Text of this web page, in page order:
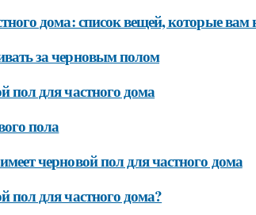
дома: список вещей, которые вам
за черновым полом
пол для частного дома
пола
черновой пол для частного дома
пол для частного дома?